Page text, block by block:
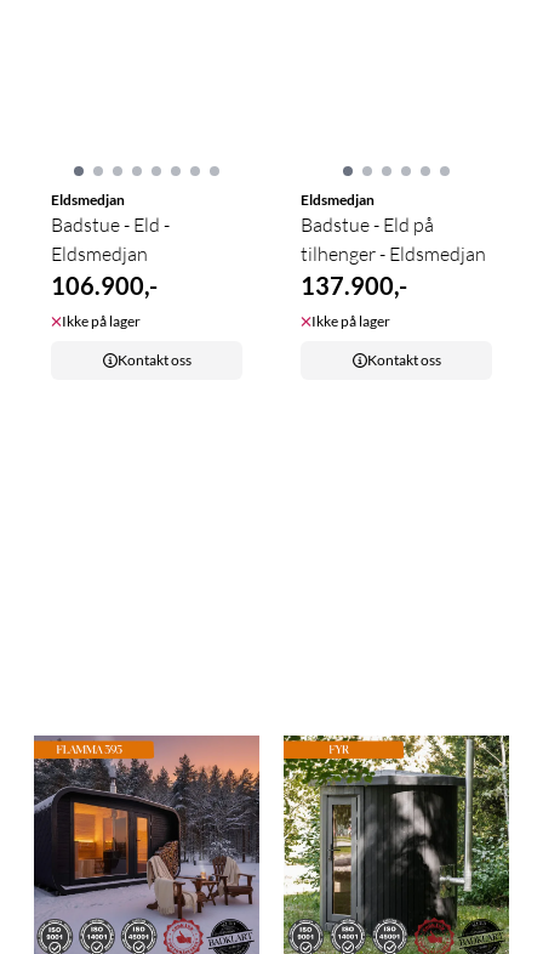
Eldsmedjan
Badstue - Eld -
Eldsmedjan
106.900,-
Ikke på lager
Kontakt oss
Eldsmedjan
Badstue - Eld på
tilhenger - Eldsmedjan
137.900,-
Ikke på lager
Kontakt oss